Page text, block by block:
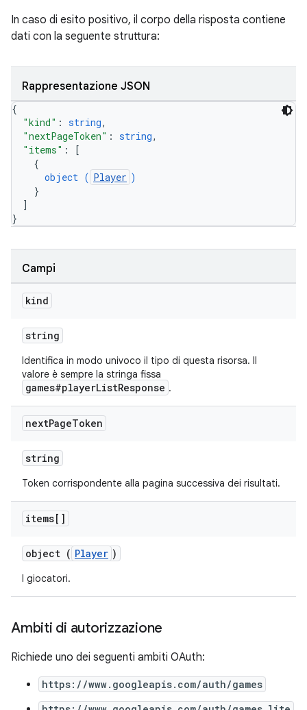
In caso di esito positivo, il corpo della risposta contiene
dati con la seguente struttura:
Rappresentazione JSON
{
"kind" : string,
"nextPageToken" : string,
"items" :
[
{
object ( Player )
}
]
}
Campi
kind
string
Identifica in modo univoco il tipo di questa risorsa. Il
valore è sempre la stringa fissa
games#playerListResponse .
nextPageToken
string
Token corrispondente alla pagina successiva dei risultati.
items[]
object ( Player )
I giocatori.
Ambiti di autorizzazione
Richiede uno dei seguenti ambiti OAuth:
https://www.googleapis.com/auth/games